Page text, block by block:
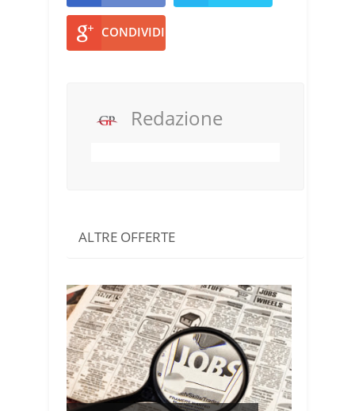
CONDIVIDI
Redazione
ALTRE OFFERTE